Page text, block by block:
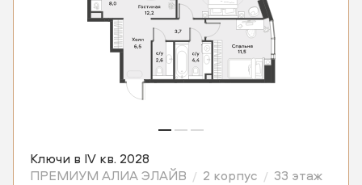
Ключи в IV кв. 2028
ПРЕМИУМ АЛИА ЭЛАЙВ
2 корпус 33 этаж